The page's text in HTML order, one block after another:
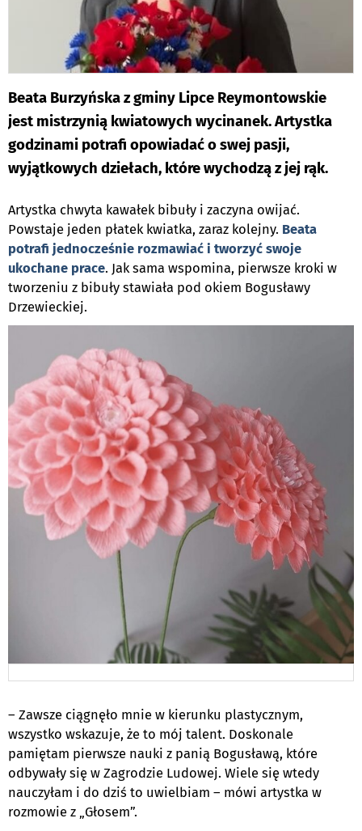
Beata Burzyńska z gminy Lipce Reymontowskie
jest mistrzynią kwiatowych wycinanek. Artystka
godzinami potrafi opowiadać o swej pasji,
wyjątkowych dziełach, które wychodzą z jej rąk.
Artystka chwyta kawałek bibuły i zaczyna owijać.
Powstaje jeden płatek kwiatka, zaraz kolejny. Beata
potrafi jednocześnie rozmawiać i tworzyć swoje
ukochane prace. Jak sama wspomina, pierwsze kroki w
tworzeniu z bibuły stawiała pod okiem Bogusławy
Drzewieckiej.
– Zawsze ciągnęło mnie w kierunku plastycznym,
wszystko wskazuje, że to mój talent. Doskonale
pamiętam pierwsze nauki z panią Bogusławą, które
odbywały się w Zagrodzie Ludowej. Wiele się wtedy
nauczyłam i do dziś to uwielbiam – mówi artystka w
rozmowie z „Głosem”.